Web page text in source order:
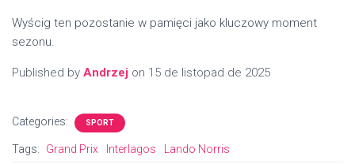
Wyścig ten pozostanie w pamięci jako kluczowy moment
sezonu.
Published by Andrzej on 15 de listopad de 2025
Categories: SPORT
Tags: Grand Prix Interlagos Lando Norris